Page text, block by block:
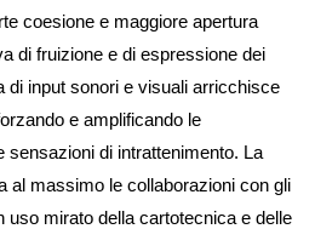
coesione e maggiore apertura
di fruizione e di espressione dei
di input sonori e visuali arricchisce
e amplificando le
sensazioni di intrattenimento. La
al massimo le collaborazioni con gli
uso mirato della cartotecnica e delle